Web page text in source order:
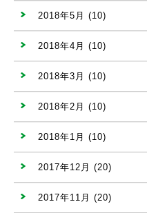
2018年5月 (10)
2018年4月 (10)
2018年3月 (10)
2018年2月 (10)
2018年1月 (10)
2017年12月 (20)
2017年11月 (20)